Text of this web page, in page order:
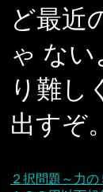
ど最近
ゃ な
り難し
出すぞ
２択問題～力の